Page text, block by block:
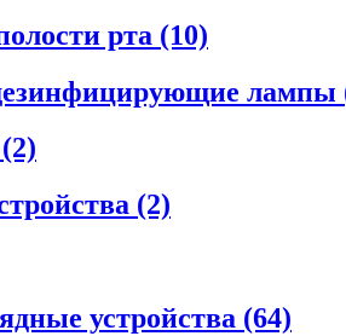
рта (10)
лампы
(2)
(2)
устройства (64)